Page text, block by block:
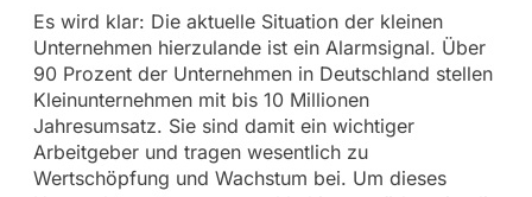
Es wird klar: Die aktuelle Situation der kleinen
Unternehmen hierzulande ist ein Alarmsignal. Über
90 Prozent der Unternehmen in Deutschland stellen
Kleinunternehmen mit bis 10 Millionen
Jahresumsatz. Sie sind damit ein wichtiger
Arbeitgeber und tragen wesentlich zu
Wertschöpfung und Wachstum bei. Um dieses